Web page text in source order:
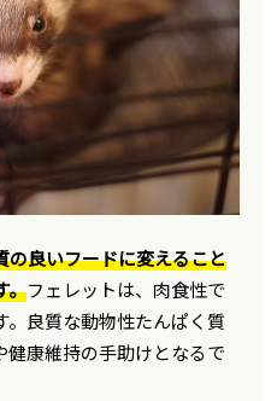
の良いフードに変えること
。フェレットは、肉食性で
。良質な動物性たんぱく質
康維持の手助けとなるで